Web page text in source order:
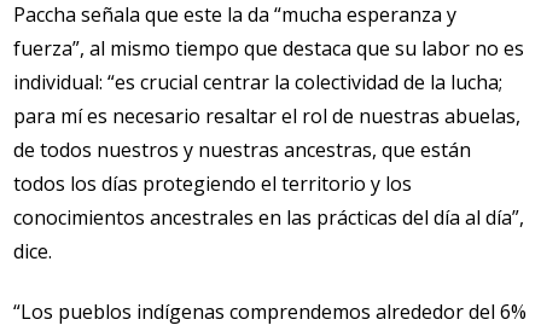
Paccha señala que este la da “mucha esperanza y
fuerza”, al mismo tiempo que destaca que su labor no es
individual: “es crucial centrar la colectividad de la lucha;
para mí es necesario resaltar el rol de nuestras abuelas,
de todos nuestros y nuestras ancestras, que están
todos los días protegiendo el territorio y los
conocimientos ancestrales en las prácticas del día al día”,
dice.
“Los pueblos indígenas comprendemos alrededor del 6%